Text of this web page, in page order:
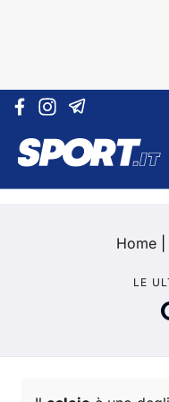
Vai al contenuto
LE
Home|